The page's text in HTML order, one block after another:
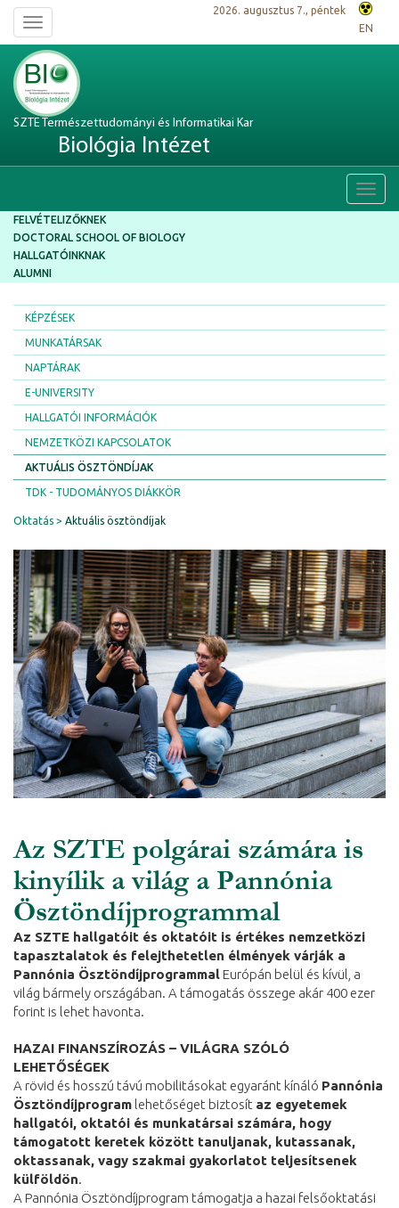
Toggle
navigation
2026. augusztus 7., péntek
EN
SZTE Természettudományi és Informatikai Kar
Biológia Intézet
FELVÉTELIZŐKNEK
DOCTORAL SCHOOL OF BIOLOGY
HALLGATÓINKNAK
ALUMNI
KÉPZÉSEK
MUNKATÁRSAK
NAPTÁRAK
E-UNIVERSITY
HALLGATÓI INFORMÁCIÓK
NEMZETKÖZI KAPCSOLATOK
AKTUÁLIS ÖSZTÖNDÍJAK
TDK - TUDOMÁNYOS DIÁKKÖR
Oktatás Aktuális ösztöndíjak
Az SZTE polgárai számára is
kinyílik a világ a Pannónia
Ösztöndíjprogrammal
Az SZTE hallgatóit és oktatóit is értékes nemzetközi
tapasztalatok és felejthetetlen élmények várják a
Pannónia Ösztöndíjprogrammal Európán belül és kívül, a
világ bármely országában. A támogatás összege akár 400 ezer
forint is lehet havonta.
HAZAI FINANSZÍROZÁS – VILÁGRA SZÓLÓ
LEHETŐSÉGEK
A rövid és hosszú távú mobilitásokat egyaránt kínáló Pannónia
Ösztöndíjprogram lehetőséget biztosít az egyetemek
hallgatói, oktatói és munkatársai számára, hogy
támogatott keretek között tanuljanak, kutassanak,
oktassanak, vagy szakmai gyakorlatot teljesítsenek
külföldön.
A Pannónia Ösztöndíjprogram támogatja a hazai felsőoktatási